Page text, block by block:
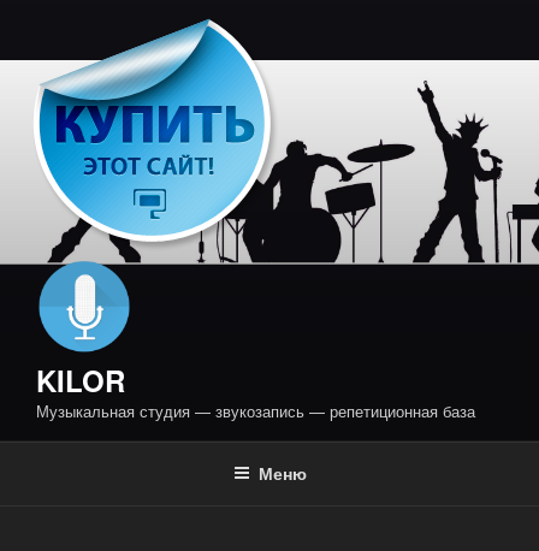
содержимому
KILOR
Музыкальная студия — звукозапись — репетиционная база
Меню